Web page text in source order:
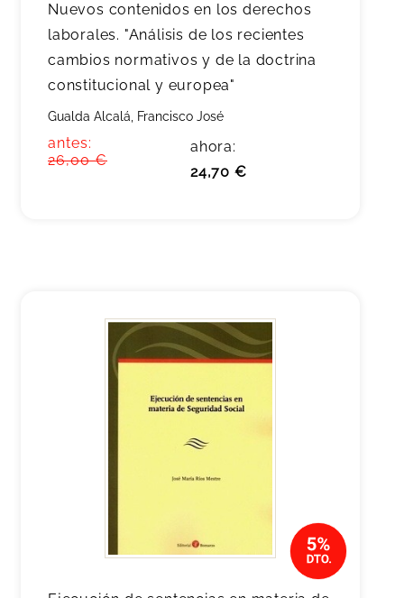
Nuevos contenidos en los derechos
laborales. "Análisis de los recientes
cambios normativos y de la doctrina
constitucional y europea"
Gualda Alcalá, Francisco José
antes:
26,00 €
ahora:
24,70 €